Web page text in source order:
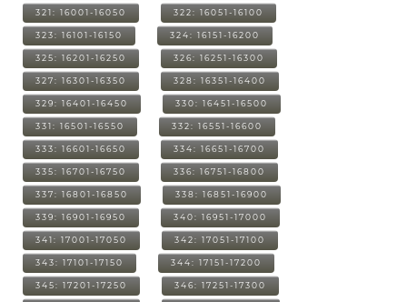
321: 16001-16050 322: 16051-16100
323: 16101-16150 324: 16151-16200
325: 16201-16250 326: 16251-16300
327: 16301-16350 328: 16351-16400
329: 16401-16450 330: 16451-16500
331: 16501-16550 332: 16551-16600
333: 16601-16650 334: 16651-16700
335: 16701-16750 336: 16751-16800
337: 16801-16850 338: 16851-16900
339: 16901-16950 340: 16951-17000
341: 17001-17050 342: 17051-17100
343: 17101-17150 344: 17151-17200
345: 17201-17250 346: 17251-17300